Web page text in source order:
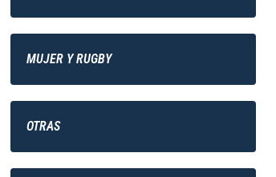
MUJER Y RUGBY
OTRAS